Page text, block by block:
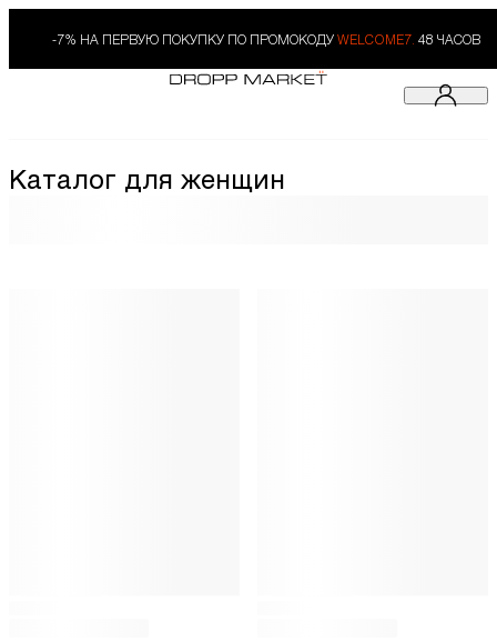
-7% НА ПЕРВУЮ ПОКУПКУ ПО ПРОМОКОДУ WELCOME7. 48 ЧАСОВ
Каталог для женщин